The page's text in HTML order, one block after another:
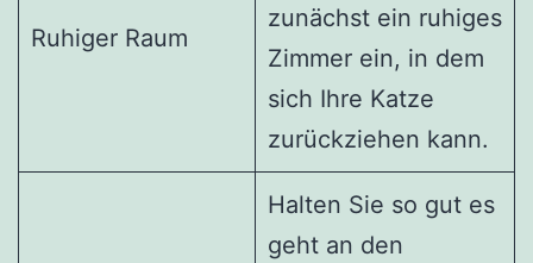
Ruhiger Raum
zunächst ein ruhiges
Zimmer ein, in dem
sich Ihre Katze
zurückziehen kann.
Halten Sie so gut es
geht an den